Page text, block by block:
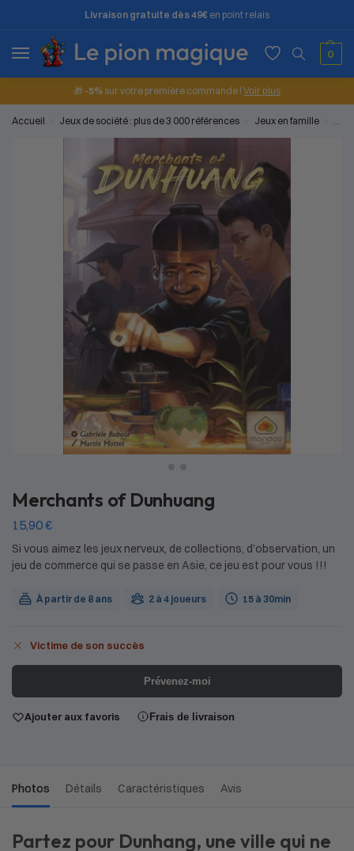
Livraison gratuite dès 49€ en point relais
0
🎁 -5% sur votre première commande ! Voir plus
Accueil Jeux de société : plus de 3 000 références Jeux en famille
Merchants of Dunhuang
15,90€
Si vous aimez les jeux nerveux, de collections, d’observation, un
jeu de commerce qui se passe en Asie, ce jeu est pour vous !!!
À partir de 8 ans 2 à 4 joueurs 15 à 30min
Victime de son succès
Prévenez-moi
Ajouter aux favoris Frais de livraison
Photos Détails Caractéristiques Avis
Partez pour Dunhang, une ville qui ne